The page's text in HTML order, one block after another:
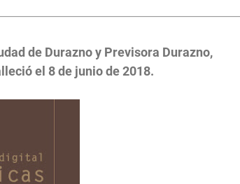
de Durazno y Previsora Durazno,
el 8 de junio de 2018.